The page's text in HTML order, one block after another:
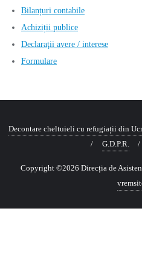
Bilanțuri contabile
Achiziții publice
Declaraţii avere / interese
Formulare
Decontare cheltuieli cu refugiații din
G.D.P.R.
Copyright ©2026 Direcția de